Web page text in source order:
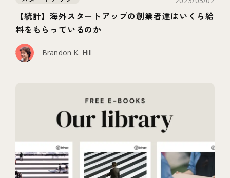
【統計】海外スタートアップの創業者達はいくら給
料をもらっているのか
Brandon K. Hill